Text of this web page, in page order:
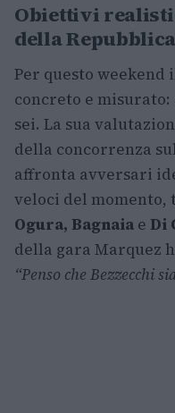
Obiettivi
della
Per questo
concreto e
sei. La sua
della concorrenza
affronta avversari
veloci del momento,
Ogura, Bagnaia e Di
della gara Marquez
“Penso che Bezzecchi